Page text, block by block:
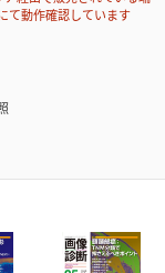
て動作確認しています